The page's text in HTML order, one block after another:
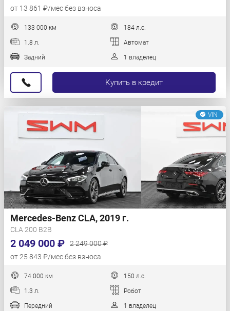
от 13 861 ₽/мес без взноса
133 000 км 184 л.с.
1.8 л. Автомат
Задний 1 владелец
Купить в кредит
VIN
Mercedes-Benz CLA, 2019 г.
CLA 200 B2B
2 049 000 ₽
2 249 000 ₽
от 25 843 ₽/мес без взноса
74 000 км 150 л.с.
1.3 л. Робот
Передний 1 владелец